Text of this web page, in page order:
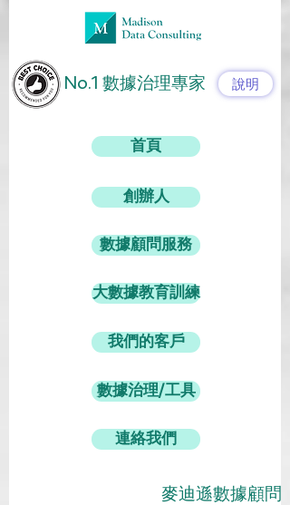
No.1 數據治理專家 說明
首頁
創辦人
數據顧問服務
大數據教育訓練
我們的客戶
數據治理/工具
連絡我們
麥迪遜數據顧問